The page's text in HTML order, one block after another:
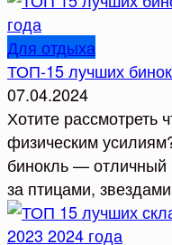
Для отдыха
ТОП-15 лучших
07.04.2024
Хотите рассмотреть
физическим
бинокль — отличный
за птицами, звездами